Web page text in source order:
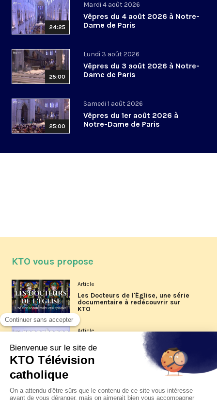
24:25
Mardi 4 août 2026
Vêpres du 4 août 2026 à Notre-
Dame de Paris
25:00
Lundi 3 août 2026
Vêpres du 3 août 2026 à Notre-
Dame de Paris
25:00
Samedi 1 août 2026
Vêpres du 1er août 2026 à
Notre-Dame de Paris
KTO vous propose
Article
Les Docteurs de l'Église, une série
documentaire à redécouvrir sur
KTO
Article
Les reportages d'été 2026 de KTO
La visite pastorale du pape Léon
XIV à Assise à suivre sur KTO le